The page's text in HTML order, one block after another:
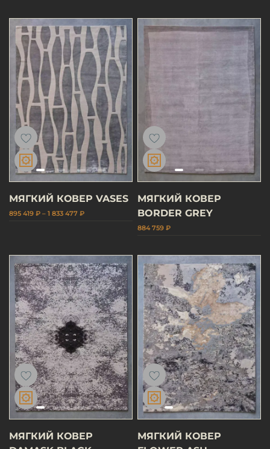
МЯГКИЙ КОВЕР VASES
895 419 ₽ – 1 833 477 ₽
МЯГКИЙ КОВЕР
BORDER GREY
884 759 ₽
МЯГКИЙ КОВЕР
МЯГКИЙ КОВЕР